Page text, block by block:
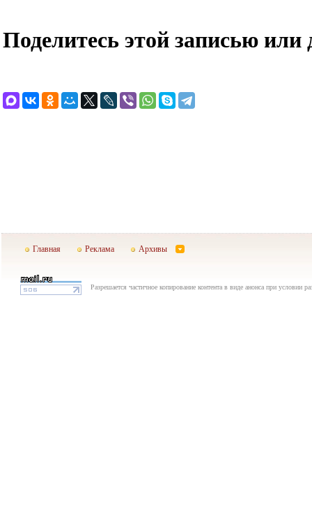
Поделитесь этой записью или
Главная Реклама Архивы
Разрешается частичное копирование контента в виде анонса при условии